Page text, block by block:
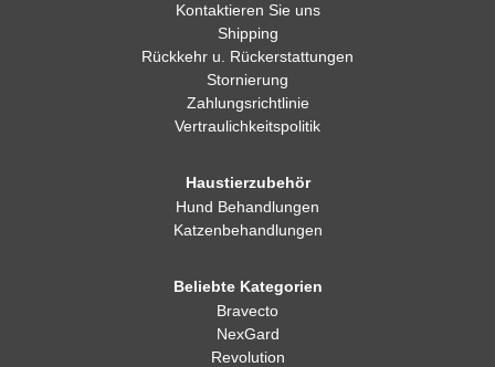
Kontaktieren Sie uns
Shipping
Rückkehr u. Rückerstattungen
Stornierung
Zahlungsrichtlinie
Vertraulichkeitspolitik
Haustierzubehör
Hund Behandlungen
Katzenbehandlungen
Beliebte Kategorien
Bravecto
NexGard
Revolution